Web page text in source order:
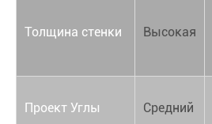
Толщина стенки Высокая
Проект Углы Средний